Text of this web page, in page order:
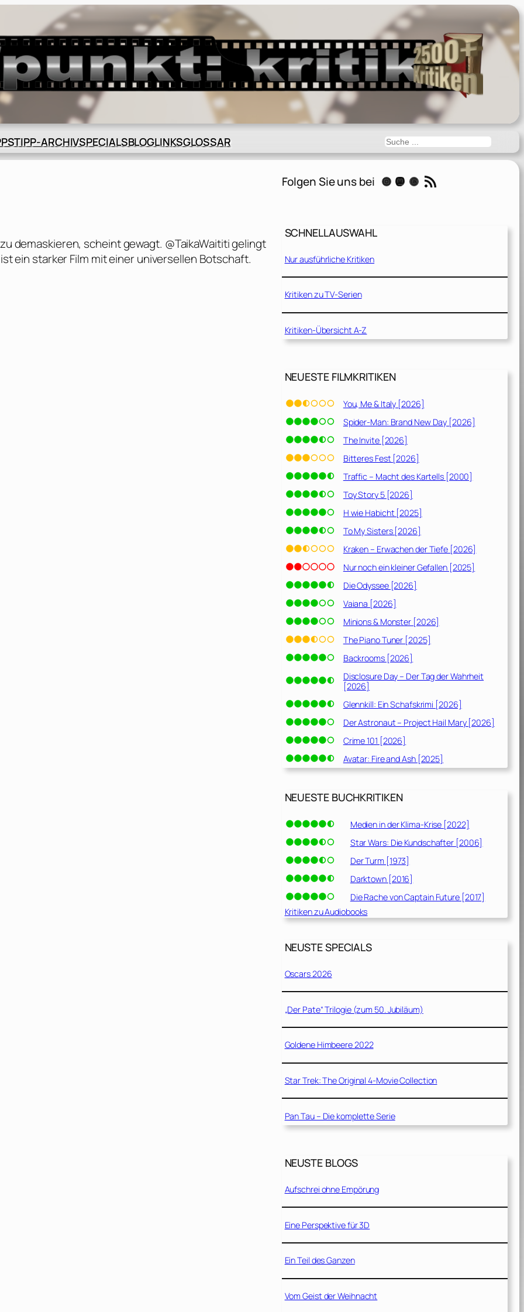
TIPP-ARCHIVSPECIALSBLOGLINKSGLOSSAR Suchen
demaskieren, scheint gewagt. @TaikaWaititi gelingt
ein starker Film mit einer universellen Botschaft.
Folgen Sie uns bei Instagram Mastodon Threads RSS-Feed
SCHNELLAUSWAHL
Nur ausführliche Kritiken
Kritiken zu TV-Serien
Kritiken-Übersicht A-Z
NEUESTE FILMKRITIKEN
You, Me & Italy [2026]
Spider-Man: Brand New Day [2026]
The Invite [2026]
Bitteres Fest [2026]
Traffic – Macht des Kartells [2000]
Toy Story 5 [2026]
H wie Habicht [2025]
To My Sisters [2026]
Kraken – Erwachen der Tiefe [2026]
Nur noch ein kleiner Gefallen [2025]
Die Odyssee [2026]
Vaiana [2026]
Minions & Monster [2026]
The Piano Tuner [2025]
Backrooms [2026]
Disclosure Day – Der Tag der Wahrheit
[2026]
Glennkill: Ein Schafskrimi [2026]
Der Astronaut – Project Hail Mary [2026]
Crime 101 [2026]
Avatar: Fire and Ash [2025]
NEUESTE BUCHKRITIKEN
Medien in der Klima-Krise [2022]
Star Wars: Die Kundschafter [2006]
Der Turm [1973]
Darktown [2016]
Die Rache von Captain Future [2017]
Kritiken zu Audiobooks
NEUSTE SPECIALS
Oscars 2026
„Der Pate“ Trilogie (zum 50. Jubiläum)
Goldene Himbeere 2022
Star Trek: The Original 4-Movie Collection
Pan Tau – Die komplette Serie
NEUSTE BLOGS
Aufschrei ohne Empörung
Eine Perspektive für 3D
Ein Teil des Ganzen
Vom Geist der Weihnacht